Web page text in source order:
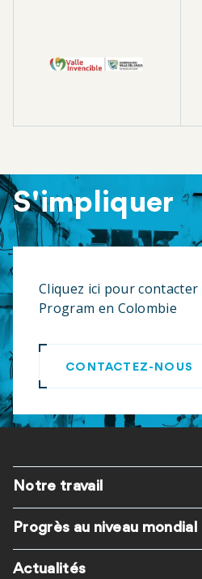
S'impliquer
Cliquez ici pour
Program en Colombie
CONTACTEZ-NOUS
Pied
de
page
Notre travail
Progrès au niveau mondial
Actualités